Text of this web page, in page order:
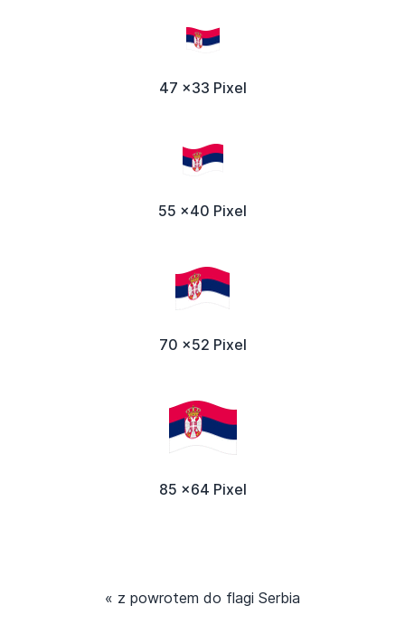
47 x33 Pixel
55 x40 Pixel
70 x52 Pixel
85 x64 Pixel
« z powrotem do flagi Serbia